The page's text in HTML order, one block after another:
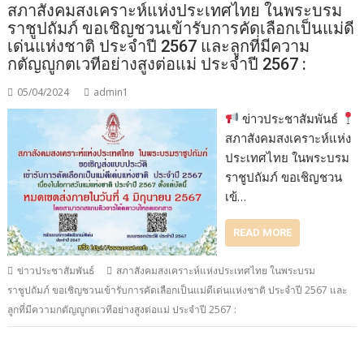
สภาสังคม​สงเคราะห์​แห่ง​ประเทศไทย​ ในพระ​บรม​
ราชูปถัมภ์​ ขอเชิญชวนเข้ารับการคัดเลือกเป็นแม่ดี
เด่น​แห่งชาติ​ ประจำปี​ 2567 และ​ลูกที่มีความ
กตัญญู​กตเวที​อย่างสูง​ต่อ​แม่​ ประจำ​ปี​ 2567 ​:
05/04/2024 admin1
ข่าวประชาสัมพันธ์
สภาสังคม​สงเคราะห์​แห่ง​
ประเทศไทย​ ในพระ​บรม​
ราชูปถัมภ์​ ขอเชิญชวน
เข้…
READ MORE
ข่าวประชาสัมพันธ์
สภาสังคม​สงเคราะห์​แห่ง​ประเทศไทย​ ในพระ​บรม​
ราชูปถัมภ์​ ขอเชิญชวนเข้ารับการคัดเลือกเป็นแม่ดีเด่น​แห่งชาติ​ ประจำปี​ 2567 และ​
ลูกที่มีความกตัญญู​กตเวที​อย่างสูง​ต่อ​แม่​ ประจำ​ปี​ 2567 ​: